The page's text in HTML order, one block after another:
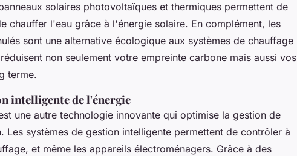
solaires photovoltaïques et thermiques permettent de
chauffer l'eau grâce à l'énergie solaire. En complément, les
sont une alternative écologique aux systèmes de chauffage
non seulement votre empreinte carbone mais aussi vos
terme.
intelligente de l'énergie
une autre technologie innovante qui optimise la gestion de
Les systèmes de gestion intelligente permettent de contrôler à
et même les appareils électroménagers. Grâce à des